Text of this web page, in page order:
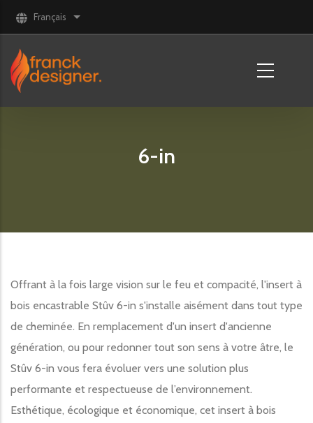
Aller au contenu principal
Français Lister les actions supplémentaires
6-in
Offrant à la fois large vision sur le feu et compacité, l'insert à
bois encastrable Stûv 6-in s'installe aisément dans tout type
de cheminée. En remplacement d'un insert d'ancienne
génération, ou pour redonner tout son sens à votre âtre, le
Stûv 6-in vous fera évoluer vers une solution plus
performante et respectueuse de l’environnement.
Esthétique, écologique et économique, cet insert à bois